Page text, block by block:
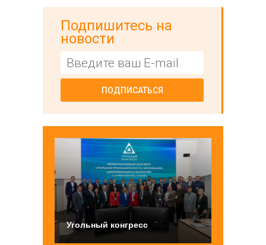
Подпишитесь на
новости
ПОДПИСАТЬСЯ
Угольный конгресс